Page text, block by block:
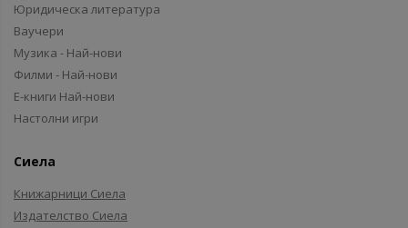
Юридическа литература
Ваучери
Музика - Най-нови
Филми - Най-нови
Е-книги Най-нови
Настолни игри
Сиела
Книжарници Сиела
Издателство Сиела